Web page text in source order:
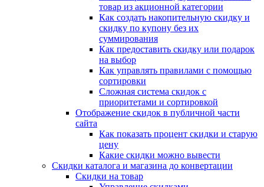
товар из акционной категории
Как создать накопительную скидку и
скидку по купону без их
суммирования
Как предоставить скидку или подарок
на выбор
Как управлять правилами с помощью
сортировки
Сложная система скидок с
приоритетами и сортировкой
Отображение скидок в публичной части
сайта
Как показать процент скидки и старую
цену
Какие скидки можно вывести
Скидки каталога и магазина до конвертации
Скидки на товар